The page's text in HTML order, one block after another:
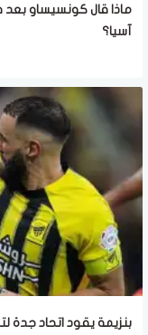
ماذا قال كونسيساو بعد
آسيا؟
بنزيمة يقود اتحاد جدة